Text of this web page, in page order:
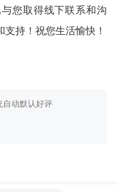
您取得线下联系和沟
持！祝您生活愉快！
自动默认好评